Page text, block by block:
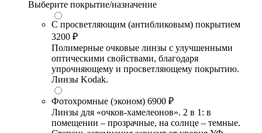
Выберите покрытие/назначение
С просветляющим (антибликовым) покрытием
3200 ₽
Полимерные очковые линзы с улучшенными
оптическими свойствами, благодаря
упрочняющему и просветляющему покрытию.
Линзы Kodak.
Фотохромные (эконом) 6900 ₽
Линзы для «очков-хамелеонов». 2 в 1: в
помещении – прозрачные, на солнце – темные.